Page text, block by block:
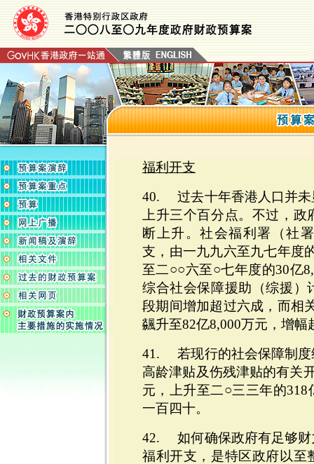
福利开支
40. 过去十年香港人口并未
上升三个百分点。不过，
断上升。社会福利署（社
支，由一九九六至九七年度
至二○○六至○七年度的30亿
综合社会保障援助（综援）
段期间增加超过六成，而相
飊升至82亿8,000万元，增
41. 若现行的社会保障制度
高龄津贴及伤残津贴的有关
元，上升至二○三三年的
一百四十。
42. 如何确保政府有足够财
福利开支，是特区政府以至